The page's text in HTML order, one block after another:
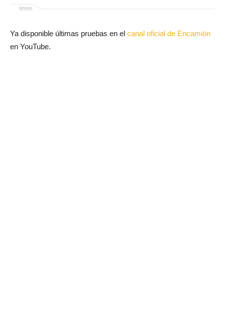
Ya disponible últimas pruebas en el canal oficial de Encamión
en YouTube.